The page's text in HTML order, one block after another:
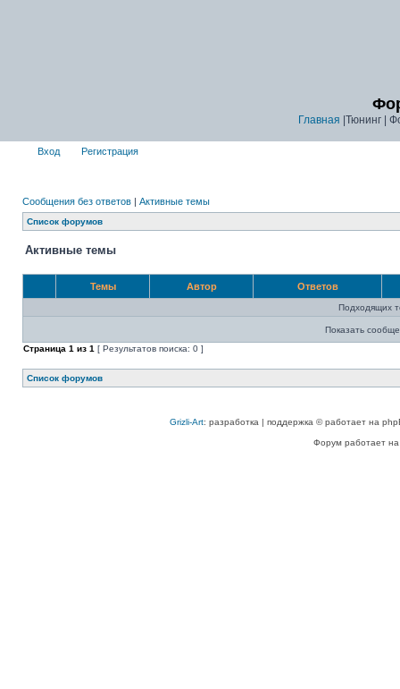
Главная |Тюнинг |
Вход Регистрация
Сообщения без ответов | Активные темы
Список форумов
Активные темы
Темы Автор Ответов
Подходящих
Показать
Страница 1 из 1 [ Результатов поиска: 0 ]
Список форумов
Grizli-Art: разработка | поддержка © работает на
Форум работает